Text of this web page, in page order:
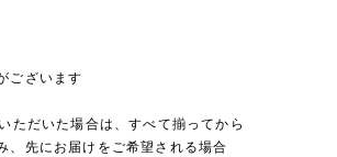
ございます
ただいた場合は、すべて揃ってから
、先にお届けをご希望される場合